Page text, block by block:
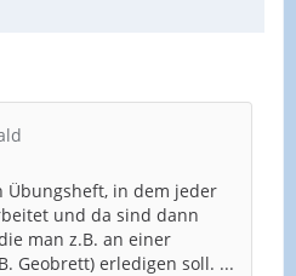
Übungsheft, in dem jeder
und da sind dann
man z.B. an einer
Geobrett) erledigen soll. ...